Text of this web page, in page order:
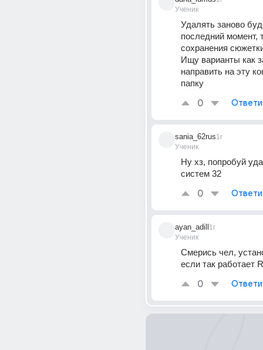
Ученик
Удалять заново
последний момент,
сохранения
Ищу варианты как
направить на эту
папку
0
sania_62rus
Ученик
1г
Ну хз, попробуй
систем 32
0
ayan_adill
Ученик
1г
Смерись чел,
если так работает
0